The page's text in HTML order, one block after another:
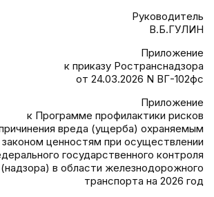
Руководитель
В.Б.ГУЛИН
Приложение
к приказу Ространснадзора
от 24.03.2026 N ВГ-102фс
Приложение
к Программе профилактики рисков
вреда (ущерба) охраняемым
законом ценностям при осуществлении
государственного контроля
(надзора) в области железнодорожного
транспорта на 2026 год